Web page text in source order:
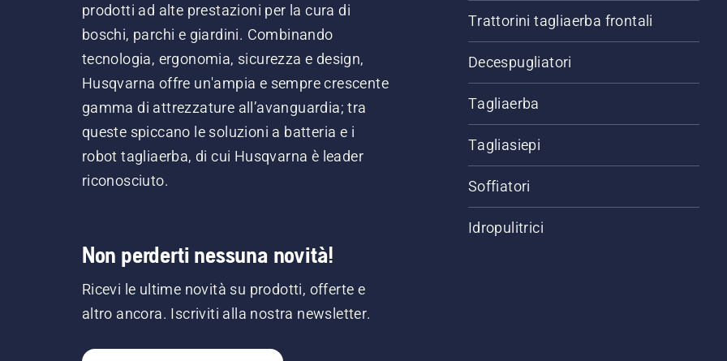
prodotti ad alte prestazioni per la cura di
boschi, parchi e giardini. Combinando
tecnologia, ergonomia, sicurezza e design,
Husqvarna offre un'ampia e sempre crescente
gamma di attrezzature all’avanguardia; tra
queste spiccano le soluzioni a batteria e i
robot tagliaerba, di cui Husqvarna è leader
riconosciuto.
Non perderti nessuna novità!
Ricevi le ultime novità su prodotti, offerte e
altro ancora. Iscriviti alla nostra newsletter.
Trattorini tagliaerba frontali
Decespugliatori
Tagliaerba
Tagliasiepi
Soffiatori
Idropulitrici